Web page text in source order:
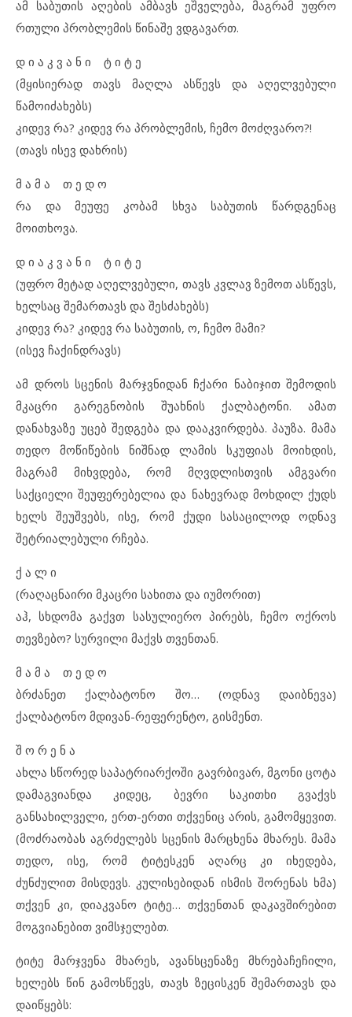
ამ საბუთის აღების ამბავს ეშველება, მაგრამ უფრო
რთული პრობლემის წინაშე ვდგავართ.
დ ი ა კ ვ ა ნ ი ტ ი ტ ე
(მყისიერად თავს მაღლა ასწევს და აღელვებული
წამოიძახებს)
კიდევ რა? კიდევ რა პრობლემის, ჩემო მოძღვარო?!
(თავს ისევ დახრის)
მ ა მ ა თ ე დ ო
რა და მეუფე კობამ სხვა საბუთის წარდგენაც
მოითხოვა.
დ ი ა კ ვ ა ნ ი ტ ი ტ ე
(უფრო მეტად აღელვებული, თავს კვლავ ზემოთ ასწევს,
ხელსაც შემართავს და შესძახებს)
კიდევ რა? კიდევ რა საბუთის, ო, ჩემო მამი?
(ისევ ჩაქინდრავს)
ამ დროს სცენის მარჯვნიდან ჩქარი ნაბიჯით შემოდის
მკაცრი გარეგნობის შუახნის ქალბატონი. ამათ
დანახვაზე უცებ შედგება და დააკვირდება. პაუზა. მამა
თედო მოწიწების ნიშნად ლამის სკუფიას მოიხდის,
მაგრამ მიხვდება, რომ მღვდლისთვის ამგვარი
საქციელი შეუფერებელია და ნახევრად მოხდილ ქუდს
ხელს შეუშვებს, ისე, რომ ქუდი სასაცილოდ ოდნავ
შეტრიალებული რჩება.
ქ ა ლ ი
(რაღაცნაირი მკაცრი სახითა და იუმორით)
აჰ, სხდომა გაქვთ სასულიერო პირებს, ჩემო ოქროს
თევზებო? სურვილი მაქვს თვენთან.
მ ა მ ა თ ე დ ო
ბრძანეთ ქალბატონო შო… (ოდნავ დაიბნევა)
ქალბატონო მდივან-რეფერენტო, გისმენთ.
შ ო რ ე ნ ა
ახლა სწორედ საპატრიარქოში გავრბივარ, მგონი ცოტა
დამაგვიანდა კიდეც, ბევრი საკითხი გვაქვს
განსახილველი, ერთ-ერთი თქვენიც არის, გამომყევით.
(მოძრაობას აგრძელებს სცენის მარცხენა მხარეს. მამა
თედო, ისე, რომ ტიტესკენ აღარც კი იხედება,
ძუნძულით მისდევს. კულისებიდან ისმის შორენას ხმა)
თქვენ კი, დიაკვანო ტიტე… თქვენთან დაკავშირებით
მოგვიანებით ვიმსჯელებთ.
ტიტე მარჯვენა მხარეს, ავანსცენაზე მხრებაჩეჩილი,
ხელებს წინ გამოსწევს, თავს ზეცისკენ შემართავს და
დაიწყებს: